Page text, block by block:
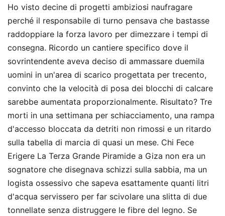
Ho visto decine di progetti ambiziosi naufragare
perché il responsabile di turno pensava che bastasse
raddoppiare la forza lavoro per dimezzare i tempi di
consegna. Ricordo un cantiere specifico dove il
sovrintendente aveva deciso di ammassare duemila
uomini in un'area di scarico progettata per trecento,
convinto che la velocità di posa dei blocchi di calcare
sarebbe aumentata proporzionalmente. Risultato? Tre
morti in una settimana per schiacciamento, una rampa
d'accesso bloccata da detriti non rimossi e un ritardo
sulla tabella di marcia di quasi un mese. Chi Fece
Erigere La Terza Grande Piramide a Giza non era un
sognatore che disegnava schizzi sulla sabbia, ma un
logista ossessivo che sapeva esattamente quanti litri
d'acqua servissero per far scivolare una slitta di due
tonnellate senza distruggere le fibre del legno. Se